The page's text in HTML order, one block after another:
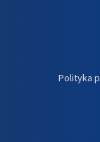
Polityka